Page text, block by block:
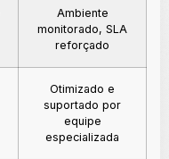
Ambiente
monitorado, SLA
reforçado
Otimizado e
suportado por
equipe
especializada